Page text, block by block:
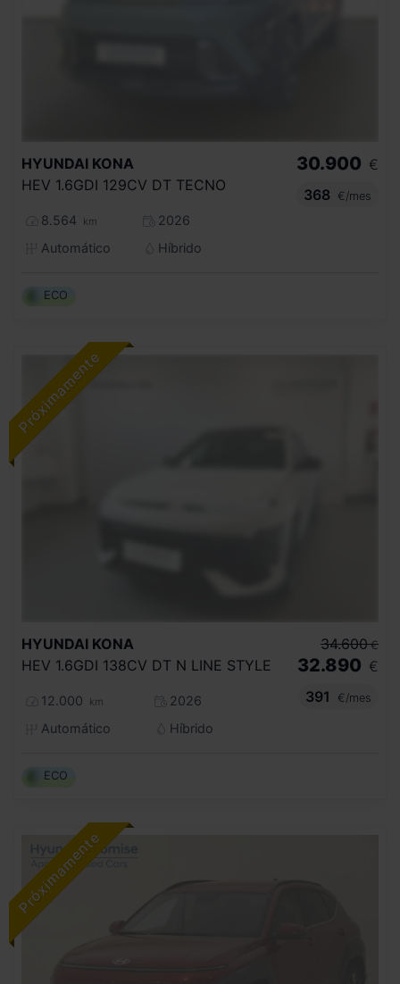
HYUNDAI KONA
HEV 1.6GDI 129CV DT TECNO
8.564 km
2026
Automático
Híbrido
30.900 €
368
€/mes
ECO
HYUNDAI KONA
HEV 1.6GDI 138CV DT N LINE STYLE
12.000 km
2026
Automático
Híbrido
34.600 €
32.890 €
391
€/mes
ECO